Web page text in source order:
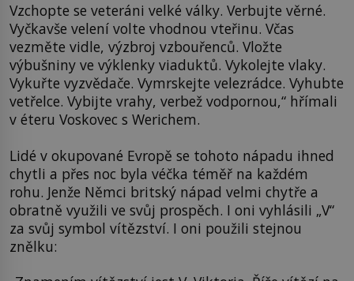
Vzchopte se veteráni velké války. Verbujte věrné.
Vyčkavše velení volte vhodnou vteřinu. Včas
vezměte vidle, výzbroj vzbouřenců. Vložte
výbušniny ve výklenky viaduktů. Vykolejte vlaky.
Vykuřte vyzvědače. Vymrskejte velezrádce. Vyhubte
vetřelce. Vybijte vrahy, verbež vodpornou,“ hřímali
v éteru Voskovec s Werichem.
Lidé v okupované Evropě se tohoto nápadu ihned
chytli a přes noc byla véčka téměř na každém
rohu. Jenže Němci britský nápad velmi chytře a
obratně využili ve svůj prospěch. I oni vyhlásili „V“
za svůj symbol vítězství. I oni použili stejnou
znělku: